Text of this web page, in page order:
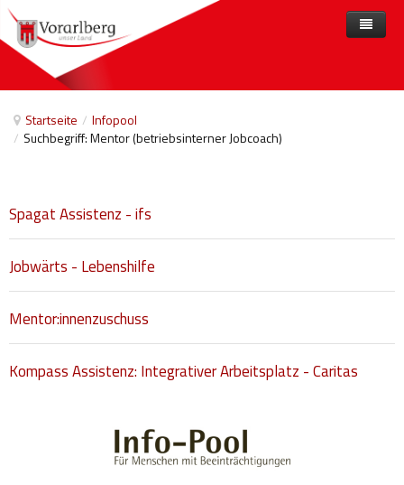
Startseite / Infopool
/ Suchbegriff: Mentor (betriebsinterner Jobcoach)
Spagat Assistenz - ifs
Jobwärts - Lebenshilfe
Mentor:innenzuschuss
Kompass Assistenz: Integrativer Arbeitsplatz - Caritas
Home
Angebote nach Themen
Barrierefreiheit
Gesetze und Verordnungen
Hilfsmittel und Heilbehelfe
Kindheit und Jugend
Anbieter
Veranstaltungen